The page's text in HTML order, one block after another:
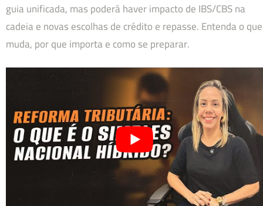
guia unificada, mas poderá haver impacto de IBS/CBS na
cadeia e novas escolhas de crédito e repasse. Entenda o que
muda, por que importa e como se preparar.